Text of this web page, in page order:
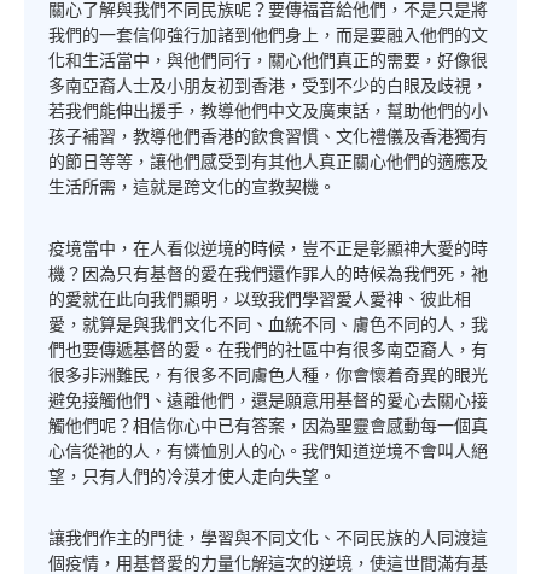
關心了解與我們不同民族呢？要傳福音給他們，不是只是將
我們的一套信仰強行加諸到他們身上，而是要融入他們的文
化和生活當中，與他們同行，關心他們真正的需要，好像很
多南亞裔人士及小朋友初到香港，受到不少的白眼及歧視，
若我們能伸出援手，教導他們中文及廣東話，幫助他們的小
孩子補習，教導他們香港的飲食習慣、文化禮儀及香港獨有
的節日等等，讓他們感受到有其他人真正關心他們的適應及
生活所需，這就是跨文化的宣教契機。
疫境當中，在人看似逆境的時候，豈不正是彰顯神大愛的時
機？因為只有基督的愛在我們還作罪人的時候為我們死，祂
的愛就在此向我們顯明，以致我們學習愛人愛神、彼此相
愛，就算是與我們文化不同、血統不同、膚色不同的人，我
們也要傳遞基督的愛。在我們的社區中有很多南亞裔人，有
很多非洲難民，有很多不同膚色人種，你會懷着奇異的眼光
避免接觸他們、遠離他們，還是願意用基督的愛心去關心接
觸他們呢？相信你心中已有答案，因為聖靈會感動每一個真
心信從祂的人，有憐恤別人的心。我們知道逆境不會叫人絕
望，只有人們的冷漠才使人走向失望。
讓我們作主的門徒，學習與不同文化、不同民族的人同渡這
個疫情，用基督愛的力量化解這次的逆境，使這世間滿有基